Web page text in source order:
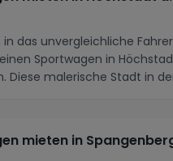
das unvergleichliche
Sportwagen in
Diese malerische Stadt in
mieten in